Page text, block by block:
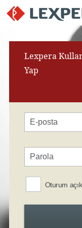
Lexpera
Yap
Oturum